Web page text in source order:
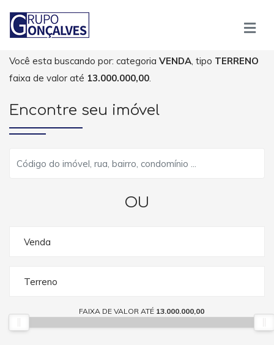
Você esta buscando por: categoria VENDA , tipo TERRENO
faixa de valor até 13.000.000,00
Encontre seu imóvel
OU
Venda
Terreno
FAIXA DE VALOR ATÉ 13.000.000,00